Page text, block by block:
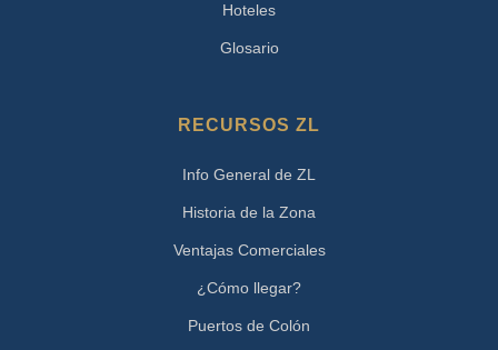
Hoteles
Glosario
RECURSOS ZL
Info General de ZL
Historia de la Zona
Ventajas Comerciales
¿Cómo llegar?
Puertos de Colón